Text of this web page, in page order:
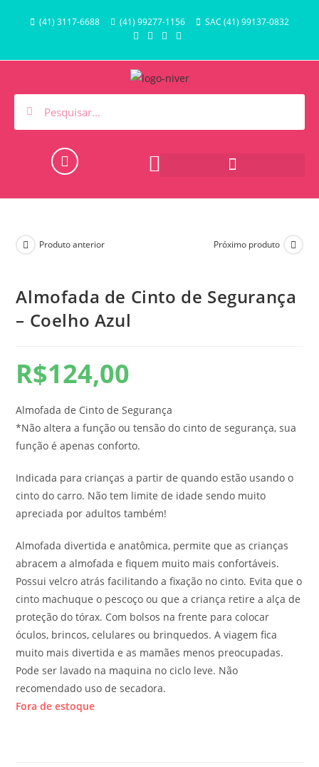
(41) 3117-6688 (41) 99277-1156 SAC (41) 99137-0832
Produto anterior Próximo produto
Almofada de Cinto de Segurança
– Coelho Azul
R$124,00
Almofada de Cinto de Segurança
*Não altera a função ou tensão do cinto de segurança, sua
função é apenas conforto.
Indicada para crianças a partir de quando estão usando o
cinto do carro. Não tem limite de idade sendo muito
apreciada por adultos também!
Almofada divertida e anatômica, permite que as crianças
abracem a almofada e fiquem muito mais confortáveis.
Possui velcro atrás facilitando a fixação no cinto. Evita que o
cinto machuque o pescoço ou que a criança retire a alça de
proteção do tórax. Com bolsos na frente para colocar
óculos, brincos, celulares ou brinquedos. A viagem fica
muito mais divertida e as mamães menos preocupadas.
Pode ser lavado na maquina no ciclo leve. Não
recomendado uso de secadora.
Fora de estoque